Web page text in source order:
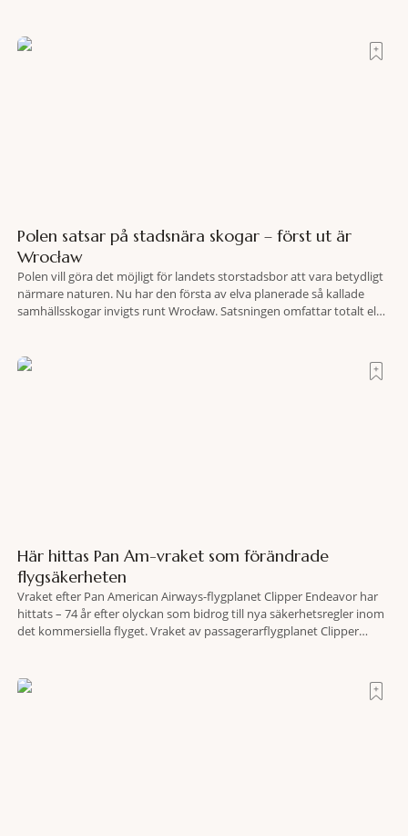
Polen satsar på stadsnära skogar – först ut är
Wrocław
Polen vill göra det möjligt för landets storstadsbor att vara betydligt
närmare naturen. Nu har den första av elva planerade så kallade
samhällsskogar invigts runt Wrocław. Satsningen omfattar totalt elva
fler människor ska kunna promenera, motionera
Här hittas Pan Am-vraket som förändrade
flygsäkerheten
Vraket efter Pan American Airways-flygplanet Clipper Endeavor har
hittats – 74 år efter olyckan som bidrog till nya säkerhetsregler inom
det kommersiella flyget. Vraket av passagerarflygplanet Clipper
lokaliserades den 2 juni i år med hjälp